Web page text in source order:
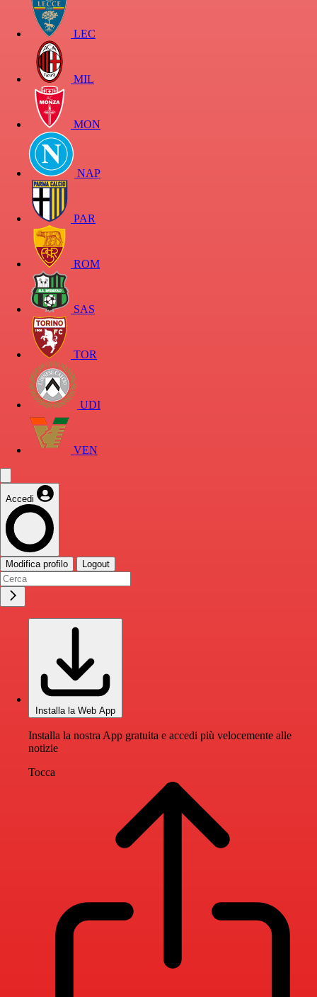
LEC
MIL
MON
NAP
PAR
ROM
SAS
TOR
UDI
VEN
Accedi
Modifica profilo Logout
Installa la Web App
Installa la nostra App gratuita e accedi più velocemente alle
notizie
Tocca